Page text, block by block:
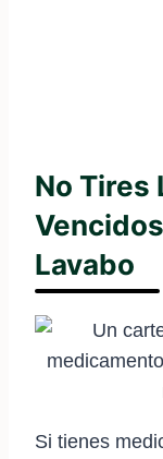
No Tires
Lavabo
Si tienes